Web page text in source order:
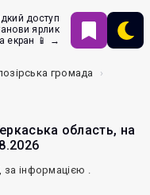
доступ
ярлик
екран 📱 →
громада
область, на
за інформацією .